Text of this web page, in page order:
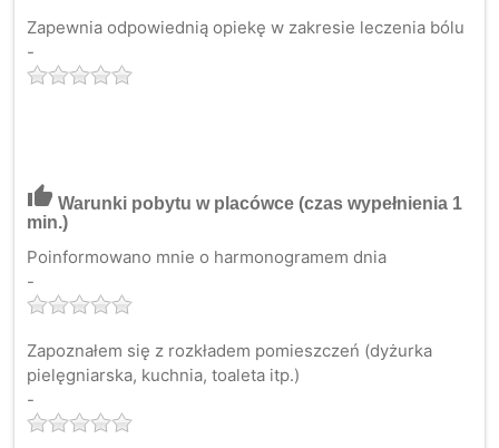
Zapewnia odpowiednią opiekę w zakresie leczenia bólu
-
thumb_up Warunki pobytu w placówce (czas wypełnienia 1
min.)
Poinformowano mnie o harmonogramem dnia
-
Zapoznałem się z rozkładem pomieszczeń (dyżurka
pielęgniarska, kuchnia, toaleta itp.)
-